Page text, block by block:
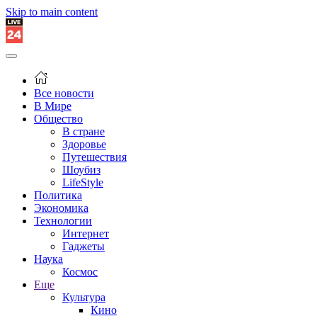
Skip to main content
Все новости
В Мире
Общество
В стране
Здоровье
Путешествия
Шоубиз
LifeStyle
Политика
Экономика
Технологии
Интернет
Гаджеты
Наука
Космос
Еще
Культура
Кино